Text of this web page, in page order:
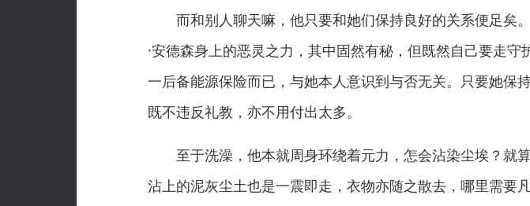
而和别人聊天嘛，他只要和她们保持良好的关系便足矣
·安德森身上的恶灵之力，其中固然有秘，但既然自己要走
一后备能源保险而已，与她本人意识到与否无关。只要她保
既不违反礼教，亦不用付出太多。
至于洗澡，他本就周身环绕着元力，怎会沾染尘埃？就
沾上的泥灰尘土也是一震即走，衣物亦随之散去，哪里需要